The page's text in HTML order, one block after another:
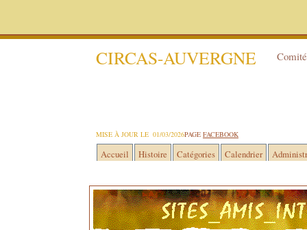
CIRCAS-AUVERGNE
MISE À JOUR LE 01/03/2026PAGE FACEBOOK
Accueil Histoire Catégories Calendrier